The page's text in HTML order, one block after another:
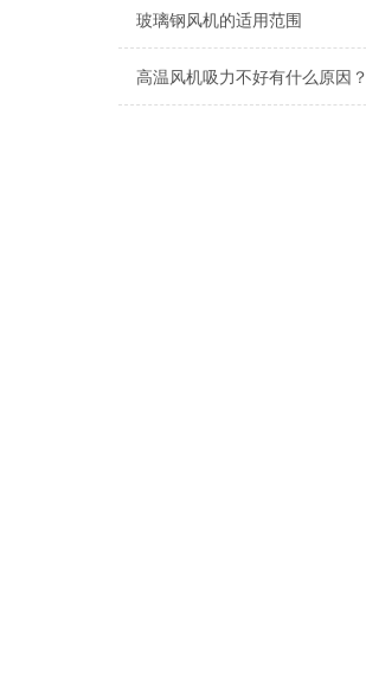
玻璃钢风机的适用范围
高温风机吸力不好有什么原因？